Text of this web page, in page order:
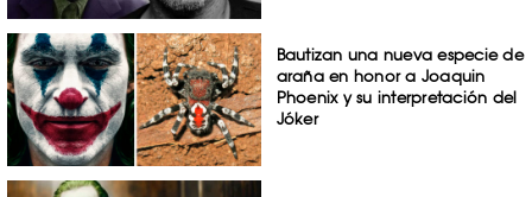
Bautizan una nueva especie de
araña en honor a Joaquin
Phoenix y su interpretación del
Jóker